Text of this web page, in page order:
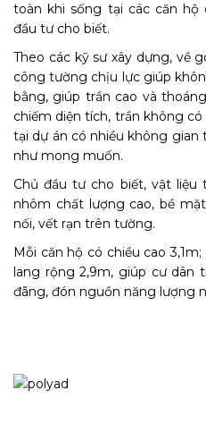
toàn khi sống tại các căn hộ
đầu tư cho biết.
Theo các kỹ sư xây dựng, về
công tường chịu lực giúp
bằng, giúp trần cao và
chiếm diện tích, trần không
tại dự án có nhiều không
như mong muốn.
Chủ đầu tư cho biết, vật liệu
nhôm chất lượng cao, bề
nối, vết rạn trên tường.
Mỗi căn hộ có chiều cao
lang rộng 2,9m, giúp cư dân
đãng, đón nguồn năng lượng